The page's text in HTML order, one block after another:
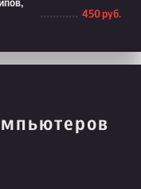
450 руб.